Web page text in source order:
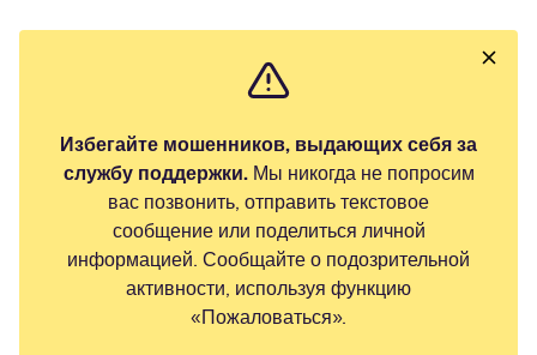
Избегайте мошенников, выдающих себя за
службу поддержки.Мы никогда не попросим
вас позвонить, отправить текстовое
сообщение или поделиться личной
информацией. Сообщайте о подозрительной
активности, используя функцию
«Пожаловаться».